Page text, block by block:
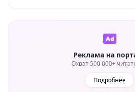
Реклама на
Охват 500 000+
Подробнее